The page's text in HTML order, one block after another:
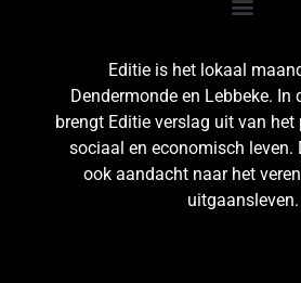
Editie is het lokaal
Dendermonde en Lebbeke. In
brengt Editie verslag uit van het
sociaal en economisch leven.
ook aandacht naar het
uitgaansleven.